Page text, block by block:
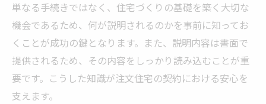
単なる手続きではなく、住宅づくりの基礎を築く大切な
機会であるため、何が説明されるのかを事前に知ってお
くことが成功の鍵となります。また、説明内容は書面で
提供されるため、その内容をしっかり読み込むことが重
要です。こうした知識が注文住宅の契約における安心を
支えます。